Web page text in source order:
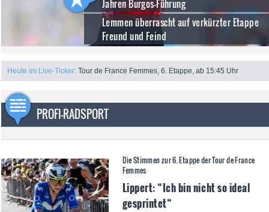
Jahren Burgos-Führung
Lemmen überrascht auf verkürzter Etappe
Freund und Feind
Heute im Live-Ticker: Tour de France Femmes, 6. Etappe, ab 15:45 Uhr
PROFI-RADSPORT
Die Stimmen zur 6. Etappe der Tour de France
Femmes
Lippert: “Ich bin nicht so ideal
gesprintet“